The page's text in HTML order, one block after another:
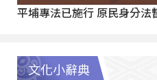
平埔專法已施行 原民身分法
文化小辭典